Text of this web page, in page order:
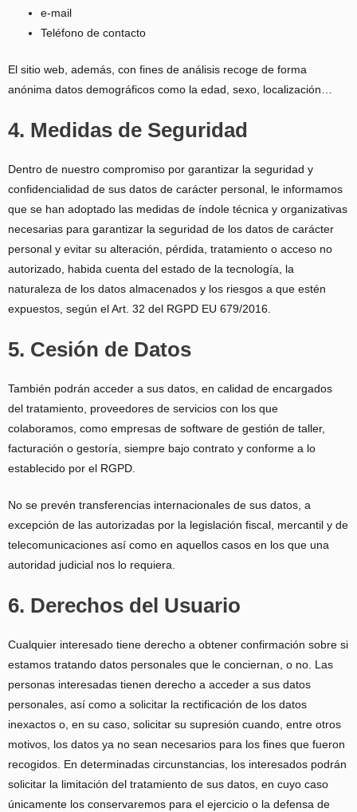
e-mail
Teléfono de contacto
El sitio web, además, con fines de análisis recoge de forma
anónima datos demográficos como la edad, sexo, localización…
4. Medidas de Seguridad
Dentro de nuestro compromiso por garantizar la seguridad y
confidencialidad de sus datos de carácter personal, le informamos
que se han adoptado las medidas de índole técnica y organizativas
necesarias para garantizar la seguridad de los datos de carácter
personal y evitar su alteración, pérdida, tratamiento o acceso no
autorizado, habida cuenta del estado de la tecnología, la
naturaleza de los datos almacenados y los riesgos a que estén
expuestos, según el Art. 32 del RGPD EU 679/2016.
5. Cesión de Datos
También podrán acceder a sus datos, en calidad de encargados
del tratamiento, proveedores de servicios con los que
colaboramos, como empresas de software de gestión de taller,
facturación o gestoría, siempre bajo contrato y conforme a lo
establecido por el RGPD.
No se prevén transferencias internacionales de sus datos, a
excepción de las autorizadas por la legislación fiscal, mercantil y de
telecomunicaciones así como en aquellos casos en los que una
autoridad judicial nos lo requiera.
6. Derechos del Usuario
Cualquier interesado tiene derecho a obtener confirmación sobre si
estamos tratando datos personales que le conciernan, o no. Las
personas interesadas tienen derecho a acceder a sus datos
personales, así como a solicitar la rectificación de los datos
inexactos o, en su caso, solicitar su supresión cuando, entre otros
motivos, los datos ya no sean necesarios para los fines que fueron
recogidos. En determinadas circunstancias, los interesados podrán
solicitar la limitación del tratamiento de sus datos, en cuyo caso
únicamente los conservaremos para el ejercicio o la defensa de